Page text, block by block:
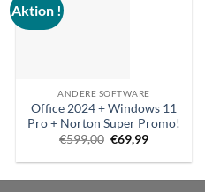
Aktion !
ANDERE SOFTWARE
Office 2024 + Windows 11
Pro + Norton Super Promo!
€599,00 Ursprünglicher
Preis
war:
€69,99Aktueller
ist: